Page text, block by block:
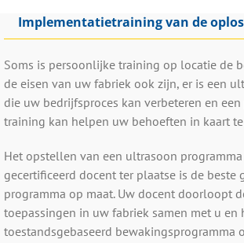
Implementatietraining van de
Soms is persoonlijke training op locatie de
de eisen van uw fabriek ook zijn, er is een
die uw bedrijfsproces kan verbeteren en
training kan helpen uw behoeften in kaart
Het opstellen van een ultrasoon
gecertificeerd docent ter plaatse is de beste
programma op maat. Uw docent doorloopt
toepassingen in uw fabriek samen met u en
toestandsgebaseerd bewakingsprogramma